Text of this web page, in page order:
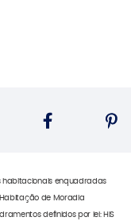
habitacionais enquadradas
de Moradia
definidos por lei: HIS